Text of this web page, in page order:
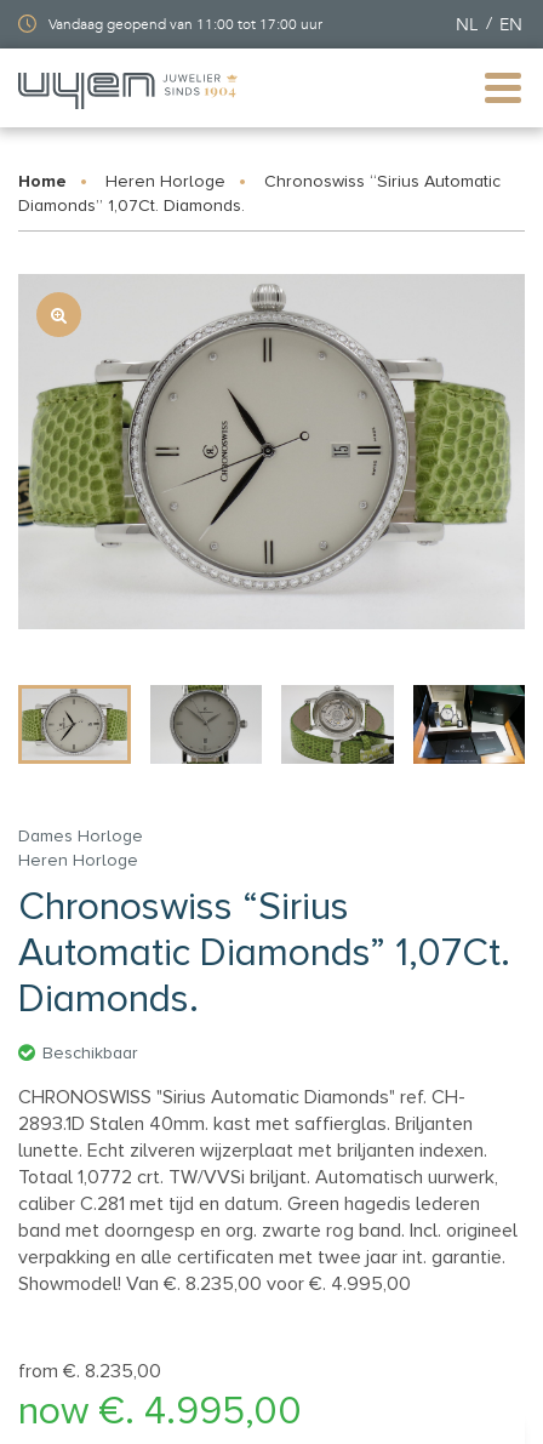
Vandaag geopend van 11:00 tot 17:00 uur NL EN
Home Heren Horloge
Chronoswiss “Sirius Automatic
Diamonds” 1,07Ct. Diamonds.
Dames Horloge
Heren Horloge
Chronoswiss “Sirius
Automatic Diamonds” 1,07Ct.
Diamonds.
Beschikbaar
CHRONOSWISS "Sirius Automatic Diamonds" ref. CH-
2893.1D Stalen 40mm. kast met saffierglas. Briljanten
lunette. Echt zilveren wijzerplaat met briljanten indexen.
Totaal 1,0772 crt. TW/VVSi briljant. Automatisch uurwerk,
caliber C.281 met tijd en datum. Green hagedis lederen
band met doorngesp en org. zwarte rog band. Incl. origineel
verpakking en alle certificaten met twee jaar int. garantie.
Showmodel! Van €. 8.235,00 voor €. 4.995,00
from €. 8.235,00
now €. 4.995,00